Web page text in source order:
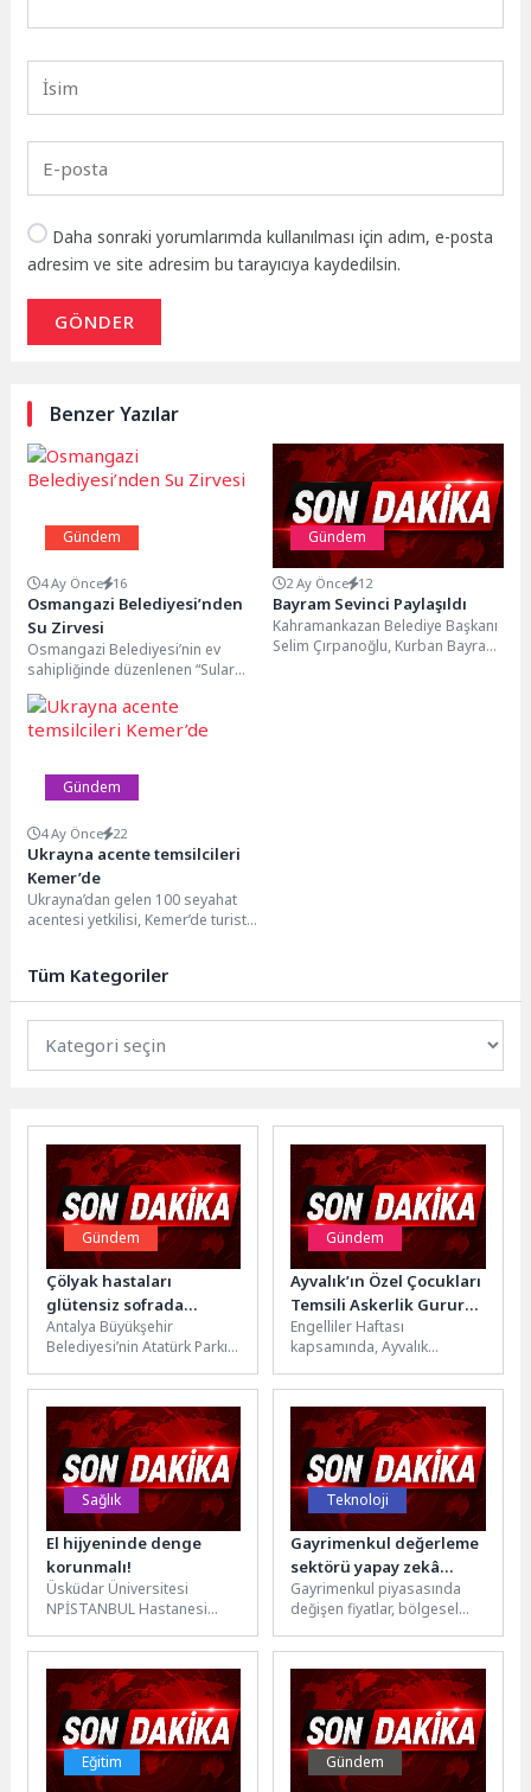
Daha sonraki yorumlarımda kullanılması için adım, e-posta
adresim ve site adresim bu tarayıcıya kaydedilsin.
GÖNDER
Benzer Yazılar
Gündem
4 Ay Önce 16
Osmangazi Belediyesi’nden
Su Zirvesi
Osmangazi Belediyesi’nin ev
sahipliğinde düzenlenen “Sular
Şehri Bursa ve Su Politikaları”
söyleşisinde, Erdem Saker su...
Gündem
2 Ay Önce 12
Bayram Sevinci Paylaşıldı
Kahramankazan Belediye Başkanı
Selim Çırpanoğlu, Kurban Bayramı
Gündem
4 Ay Önce 22
Ukrayna acente temsilcileri
Kemer’de
Ukrayna’dan gelen 100 seyahat
acentesi yetkilisi, Kemer’de turistik
Tüm Kategoriler
Gündem
Çölyak hastaları
glütensiz sofrada
buluştu
Antalya Büyükşehir
Belediyesi’nin Atatürk Parkı
Sosyal Tesisi’nde çölyak
hastalarına uygun glütensiz
menü...
Gündem
Ayvalık’ın Özel Çocukları
Temsili Askerlik Gururu
Yaşadı
Engelliler Haftası
kapsamında, Ayvalık
Eğitim Evi’nin özel çocukları,
Edremit 3. Komando Tabur...
Sağlık
El hijyeninde denge
korunmalı!
Üsküdar Üniversitesi
NPİSTANBUL Hastanesi
Klinik Mikrobiyoloji Uzmanı
Dr. Dilek Leyla Mamçu, 5...
Teknoloji
Gayrimenkul değerleme
sektörü yapay zekâ
teknolojileriyle
dönüşüyor
Gayrimenkul piyasasında
değişen fiyatlar, bölgesel
hacmi, değerleme
süreçlerini daha karmaşık
hale...
Eğitim Gündem